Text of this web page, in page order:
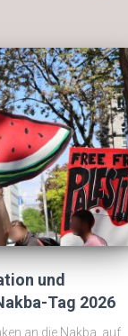
und
Tag 2026
an die Nakba, auf